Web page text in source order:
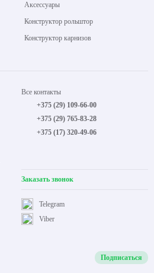
Аксессуары
Конструктор рольштор
Конструктор карнизов
Все контакты
+375 (29) 109-66-00
+375 (29) 765-83-28
+375 (17) 320-49-06
Заказать звонок
Viber
Telegram
Подписаться